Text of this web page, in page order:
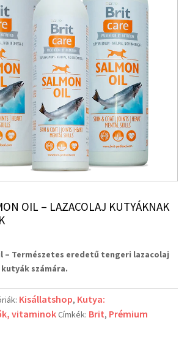
OIL – LAZACOLAJ KUTYÁKNAK
– Természetes eredetű tengeri lazacolaj
számára.
Kisállatshop, Kutya:
vitaminokCímkék: Brit, Prémium